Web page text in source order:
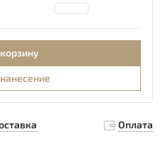
Оплата